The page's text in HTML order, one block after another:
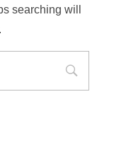
searching will